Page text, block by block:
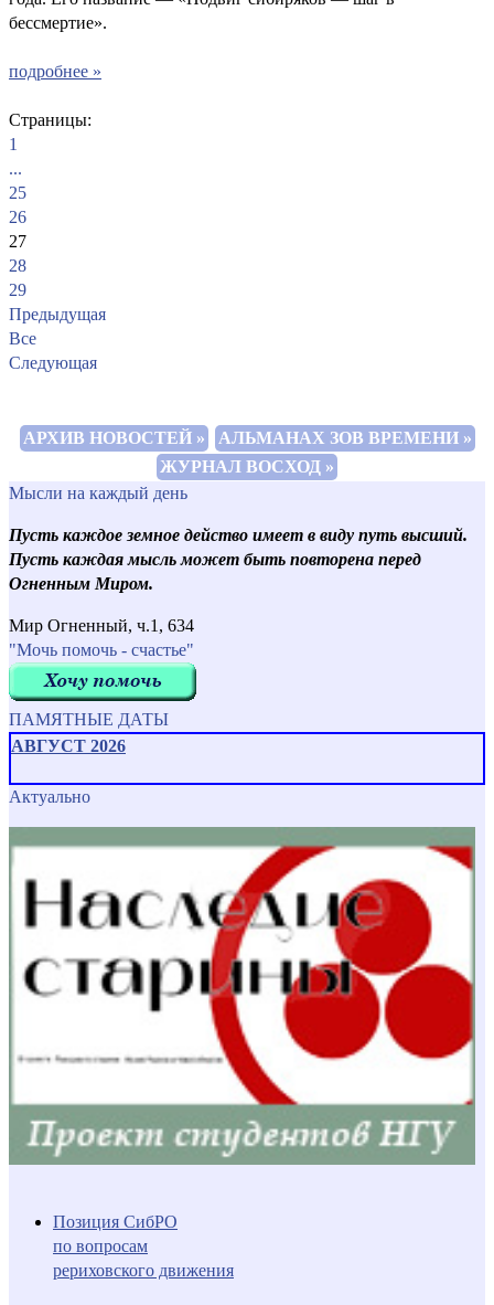
бессмертие».
подробнее »
Страницы:
1
...
25
26
27
28
29
Предыдущая
Все
Следующая
АРХИВ НОВОСТЕЙ »
АЛЬМАНАХ ЗОВ ВРЕМЕНИ »
ЖУРНАЛ ВОСХОД »
Мысли на каждый день
Пусть каждое земное действо имеет в виду путь высший.
Пусть каждая мысль может быть повторена перед
Огненным Миром.
Мир Огненный, ч.1, 634
"Мочь помочь - счастье"
ПАМЯТНЫЕ ДАТЫ
АВГУСТ 2026
Актуально
Позиция СибРО
по вопросам
рериховского движения